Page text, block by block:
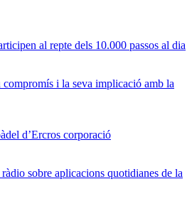
al repte dels 10.000 passos al dia
compromís i la seva implicació amb la
d’Ercros corporació
sobre aplicacions quotidianes de la